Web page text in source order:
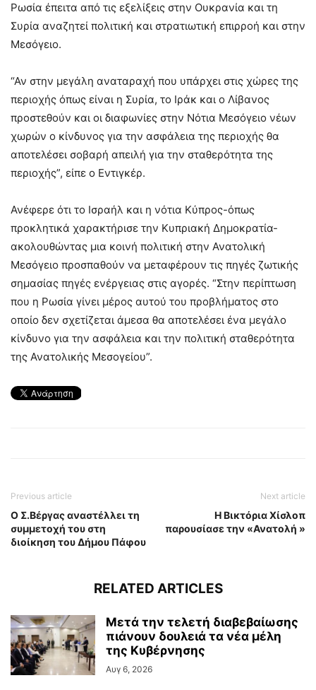
Ρωσία έπειτα από τις εξελίξεις στην Ουκρανία και τη
Συρία αναζητεί πολιτική και στρατιωτική επιρροή και στην
Μεσόγειο.
“Αν στην μεγάλη αναταραχή που υπάρχει στις χώρες της
περιοχής όπως είναι η Συρία, το Ιράκ και ο Λίβανος
προστεθούν και οι διαφωνίες στην Νότια Μεσόγειο νέων
χωρών ο κίνδυνος για την ασφάλεια της περιοχής θα
αποτελέσει σοβαρή απειλή για την σταθερότητα της
περιοχής”, είπε ο Εντιγκέρ.
Ανέφερε ότι το Ισραήλ και η νότια Κύπρος-όπως
προκλητικά χαρακτήρισε την Κυπριακή Δημοκρατία-
ακολουθώντας μια κοινή πολιτική στην Ανατολική
Μεσόγειο προσπαθούν να μεταφέρουν τις πηγές ζωτικής
σημασίας πηγές ενέργειας στις αγορές. “Στην περίπτωση
που η Ρωσία γίνει μέρος αυτού του προβλήματος στο
οποίο δεν σχετίζεται άμεσα θα αποτελέσει ένα μεγάλο
κίνδυνο για την ασφάλεια και την πολιτική σταθερότητα
της Ανατολικής Μεσογείου”.
Previous article
Ο Σ.Βέργας αναστέλλει τη
συμμετοχή του στη
διοίκηση του Δήμου Πάφου
Next article
H Βικτόρια Χίσλοπ
παρουσίασε την «Ανατολή »
RELATED ARTICLES
Μετά την τελετή διαβεβαίωσης
πιάνουν δουλειά τα νέα μέλη
της Κυβέρνησης
Αυγ 6, 2026